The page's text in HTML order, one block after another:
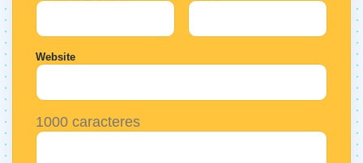
Website
1000 caracteres